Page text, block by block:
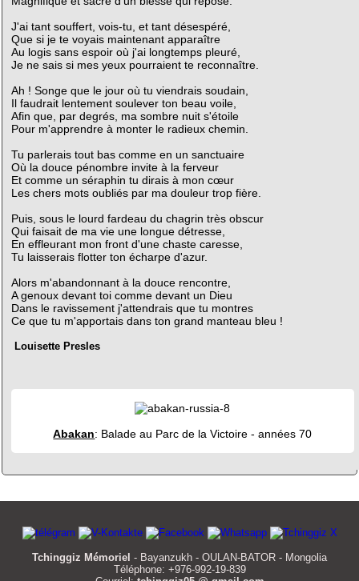
J'ai tant souffert, vois-tu, et tant désespéré,
Que si je te voyais maintenant apparaître
Au logis sans espoir où j'ai longtemps pleuré,
Je ne sais si mes yeux pourraient te reconnaître.
Ah ! Songe que le jour où tu viendrais soudain,
Il faudrait lentement soulever ton beau voile,
Afin que, par degrés, ma sombre nuit s'étoile
Pour m'apprendre à monter le radieux chemin.
Tu parlerais tout bas comme en un sanctuaire
Où la douce pénombre invite à la ferveur
Et comme un séraphin tu dirais à mon cœur
Les chers mots oubliés par ma douleur trop fière.
Puis, sous le lourd fardeau du chagrin très obscur
Qui faisait de ma vie une longue détresse,
En effleurant mon front d'une chaste caresse,
Tu laisserais flotter ton écharpe d'azur.
Alors m'abandonnant à la douce rencontre,
A genoux devant toi comme devant un Dieu
Dans le ravissement j'attendrais que tu montres
Ce que tu m'apportais dans ton grand manteau bleu !
Louisette Presles
Abakan: Balade au Parc de la Victoire - années 70
Tchinggiz Mémoriel - Bayanzukh - OULAN-BATOR - Mongolia
Téléphone: +976-992-19-839